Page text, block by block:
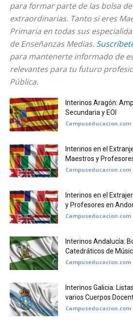
para formar parte de las bolsa
extraordinarias. Tanto si eres
Primaria en todas sus
de Enseñanzas Medias.
para mantenerte informado de
relevantes para tu futuro
Pública.
Interinos Aragón:
Secundaria y EOI
Campuseducacion.com
Interinos en el
Maestros y
Campuseducacion.com
Interinos en el
y Profesores en
Campuseducacion.com
Interinos Andalucía:
Catedráticos de
Campuseducacion.com
Interinos Galicia:
varios Cuerpos
Campuseducacion.com